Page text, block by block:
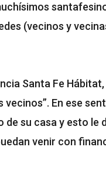
(vecinos y
Santa Fe
En ese
su casa y esto le
venir con